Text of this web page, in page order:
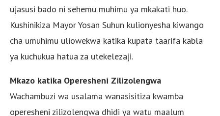
ujasusi bado ni sehemu muhimu ya mkakati huo.
Kushinikiza Mayor Yosan Suhun kulionyesha kiwango
cha umuhimu uliowekwa katika kupata taarifa kabla
ya kuchukua hatua za utekelezaji.
Mkazo katika Operesheni Zilizolengwa
Wachambuzi wa usalama wanasisitiza kwamba
operesheni zilizolengwa dhidi ya watu maalum